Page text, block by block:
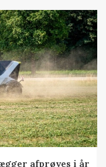
afprøves i år